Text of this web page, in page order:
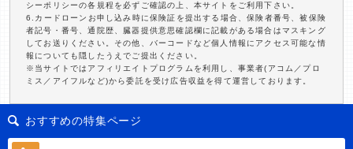
シーポリシーの各規程を必ずご確認の上、本サイトをご利用下さい。
6.カードローンお申し込み時に保険証を提出する場合、保険者番号、被保険
者記号・番号、通院歴、臓器提供意思確認欄に記載がある場合はマスキング
してお送りください。その他、バーコードなど個人情報にアクセス可能な情
報についても隠したうえでご提出ください。
※当サイトではアフィリエイトプログラムを利用し、事業者(アコム／プロ
ミス／アイフルなど)から委託を受け広告収益を得て運営しております。
おすすめの特集ページ